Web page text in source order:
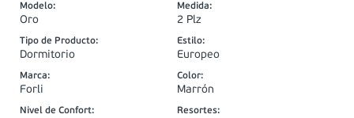
Modelo:
Oro
Medida:
2 Plz
Tipo de Producto:
Dormitorio
Estilo:
Europeo
Marca:
Forli
Color:
Marrón
Nivel de Confort: Resortes: